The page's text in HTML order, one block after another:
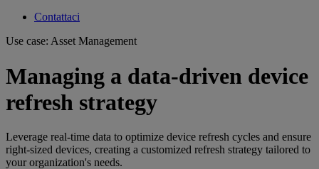
Contattaci
Use case: Asset Management
Managing a data-driven device
refresh strategy
Leverage real-time data to optimize device refresh cycles and ensure
right-sized devices, creating a customized refresh strategy tailored to
your organization's needs.